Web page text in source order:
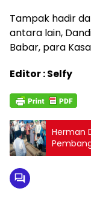
Tampak hadir
antara lain,
Babar, para
Editor : Selfy
Herman
Serinanti